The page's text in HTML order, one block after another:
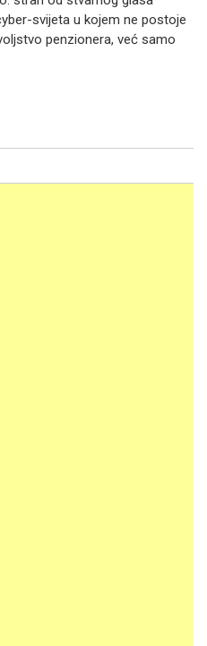
svijeta u kojem ne postoje
penzionera, već samo